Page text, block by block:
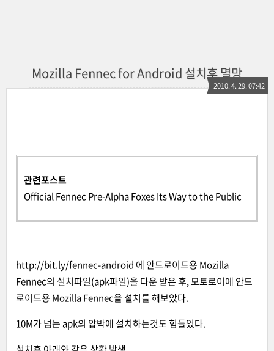
Mozilla Fennec for Android 설치후 멸망
2010. 4. 29. 07:42
관련포스트
Official Fennec Pre-Alpha Foxes Its Way to the Public
http://bit.ly/fennec-android 에 안드로이드용 Mozilla
Fennec의 설치파일(apk파일)을 다운 받은 후, 모토로이에 안드
로이드용 Mozilla Fennec을 설치를 해보았다.
10M가 넘는 apk의 압박에 설치하는것도 힘들었다.